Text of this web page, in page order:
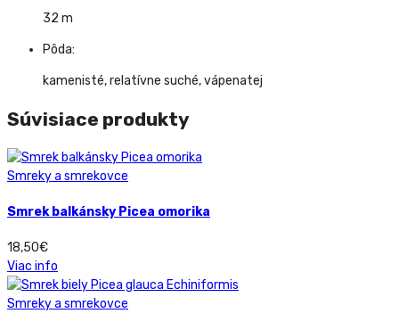
32 m
Pôda:
kamenisté, relatívne suché, vápenatej
Súvisiace produkty
Smreky a smrekovce
Smrek balkánsky Picea omorika
18,50€
Viac info
Smreky a smrekovce